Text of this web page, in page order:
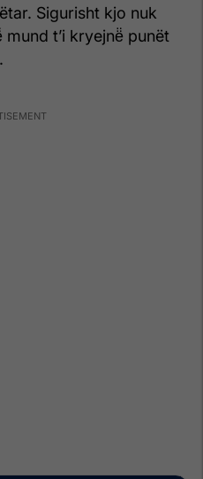
Sigurisht kjo nuk
t’i kryejnë̈ punët